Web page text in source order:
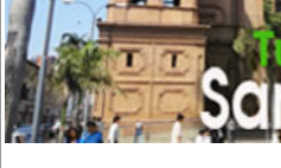
Comida Rápida, Fast Food
Comida Vegana(1)
Comida Vegetariana(3)
Delivery(4)